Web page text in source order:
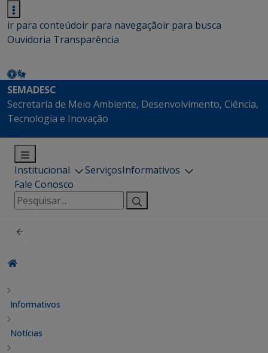
ir para conteúdoir para navegaçãoir para busca
Ouvidoria Transparência
SEMADESC
Secretaria de Meio Ambiente, Desenvolvimento, Ciência,
Tecnologia e Inovação
Institucional ServiçosInformativos
Fale Conosco
Pesquisar
por:
Informativos
Notícias